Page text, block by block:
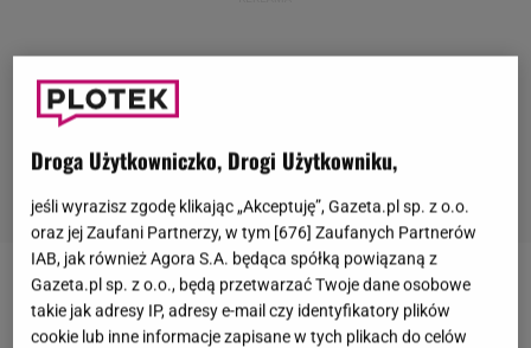
"Zróbmy sobie dom" wkracza powoli na nowy etap
zmagań uczestników. Przypomnijmy, że biorące
Droga Użytkowniczko, Drogi Użytkowniku,
jeśli wyrazisz zgodę klikając „Akceptuję”, Gazeta.pl sp. z o.o.
oraz jej Zaufani Partnerzy, w tym [676] Zaufanych Partnerów
IAB, jak również Agora S.A. będąca spółką powiązaną z
Gazeta.pl sp. z o.o., będą przetwarzać Twoje dane osobowe
takie jak adresy IP, adresy e-mail czy identyfikatory plików
cookie lub inne informacje zapisane w tych plikach do celów